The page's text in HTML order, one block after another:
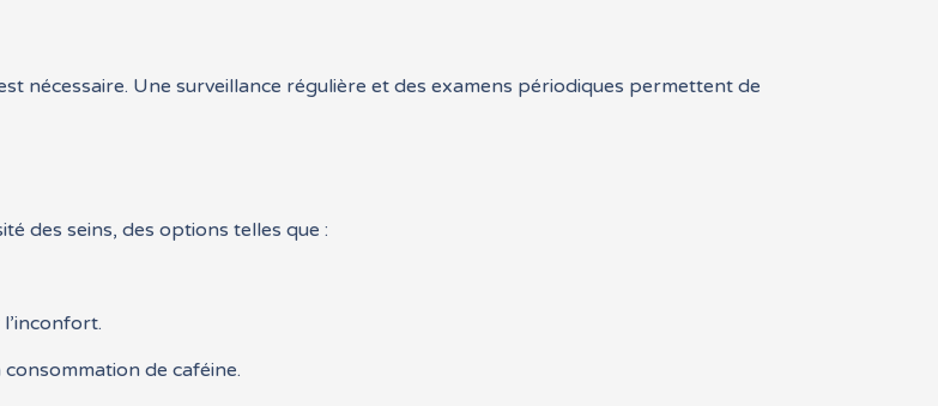
nécessaire. Une surveillance régulière et des examens périodiques permettent de
des seins, des options telles que :
de caféine.